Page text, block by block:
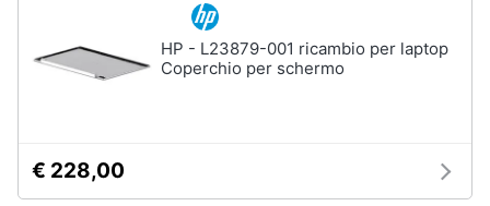
HP - L23879-001 ricambio per laptop
Coperchio per schermo
€ 228,00